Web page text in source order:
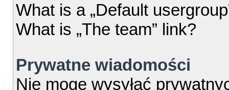
What is a „Default
What is „The team” link?
Prywatne wiadomości
Nie mogę wysyłać